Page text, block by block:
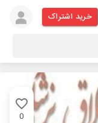
خرید اشتراک
0